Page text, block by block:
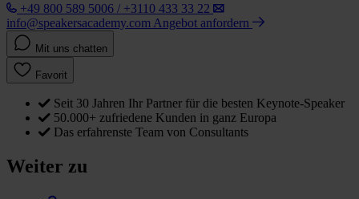
+49 800 589 5006 / +3110 433 33 22
info@speakersacademy.com Angebot anfordern
Mit uns chatten
Favorit
Seit 30 Jahren Ihr Partner für die besten Keynote-Speaker
50.000+ zufriedene Kunden in ganz Europa
Das erfahrenste Team von Consultants
Weiter zu